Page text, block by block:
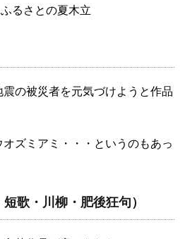
るさとの夏木立
の被災者を元気づけようと作品
ズミアミ・・・というのもあっ
短歌・川柳・肥後狂句）